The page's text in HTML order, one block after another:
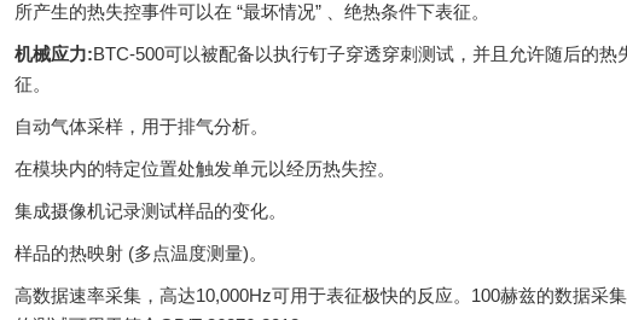
所产生的热失控事件可以在 “最坏情况” 、绝热条件下表征。
机械应力:BTC-500可以被配备以执行钉子穿透穿刺测试，并且允许随后的热
征。
自动气体采样，用于排气分析。
在模块内的特定位置处触发单元以经历热失控。
集成摄像机记录测试样品的变化。
样品的热映射 (多点温度测量)。
高数据速率采集，高达10,000Hz可用于表征极快的反应。100赫兹的数据采